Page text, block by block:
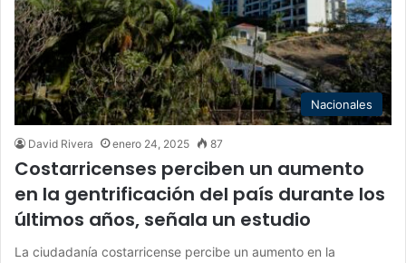
Nacionales
David Rivera enero 24, 2025 87
Costarricenses perciben un aumento
en la gentrificación del país durante los
últimos años, señala un estudio
La ciudadanía costarricense percibe un aumento en la